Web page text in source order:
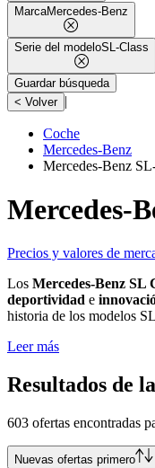
MarcaMercedes-Benz
Serie del modeloSL-Class
Guardar búsqueda
< Volver |
Coche
Mercedes-Benz
Mercedes-Benz
Mercedes-
Precios y valores de
Los Mercedes-Benz SL
deportividad e
historia de los modelos
Leer más
Resultados de
603 ofertas encontradas
Nuevas ofertas primero